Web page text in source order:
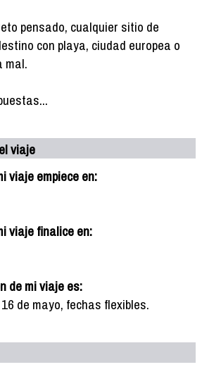
pensado, cualquier sitio de
con playa, ciudad europea o
mal.
viaje
viaje empiece en:
viaje finalice en:
de mi viaje es:
de mayo, fechas flexibles.